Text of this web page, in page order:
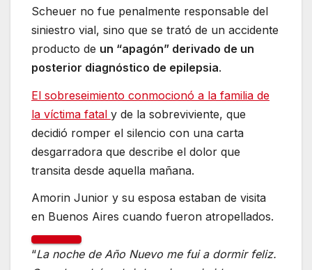
Scheuer no fue penalmente responsable del
siniestro vial, sino que se trató de un accidente
producto de un “apagón” derivado de un
posterior diagnóstico de epilepsia.
El sobreseimiento conmocionó a la familia de
la víctima fatal y de la sobreviviente, que
decidió romper el silencio con una carta
desgarradora que describe el dolor que
transita desde aquella mañana.
Amorin Junior y su esposa estaban de visita
en Buenos Aires cuando fueron atropellados.
“La noche de Año Nuevo me fui a dormir feliz.